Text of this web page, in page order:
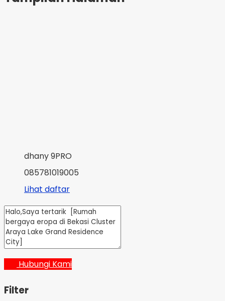
dhany 9PRO
085781019005
Lihat daftar
Hubungi Kami
Filter